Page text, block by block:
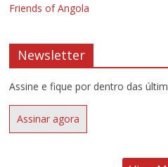
Friends of Angola
Newsletter
Assine e fique por dentro das
Assinar agora